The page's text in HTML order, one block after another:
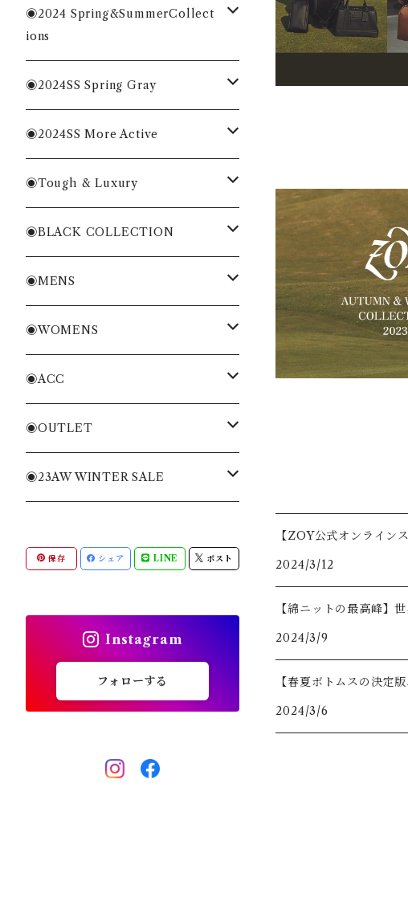
【ZOY公式オンライン
2024/3/12
【綿ニットの最高峰】
2024/3/9
【春夏ボトムスの決定
2024/3/6
◉2024 Spring&SummerCollect
ions
MENS
WOMENS
ACC
◉2024SS Spring Gray
MENS
WOMENS
◉2024SS More Active
MENS
WOMENS
ACC
◉Tough & Luxury
・Cordura Eco Collection
・More Classical & Fashionable
◉BLACK COLLECTION
・VESSEL×ZOY
◉MENS
シャツ・ポロシャツ
Tシャツ・トレーナー
ニット・ニットベスト
ブルゾン・ジャケット
全てのアイテム
◉WOMENS
シャツ・ポロシャツ
Tシャツ・トレーナー
ニット・ニットベスト
パンツ・ショートパンツ
◉ACC
バッグ
キャディバッグ
キャップ・バイザー
◉OUTLET
MENS APPAREL
ACC
◉23AW WINTER SALE
WOMENS
保存 シェア LINE ポスト
Instagram
フォローする